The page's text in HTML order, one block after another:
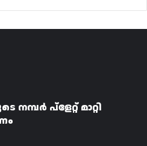
പ്ളേറ്റ് മാറ്റി